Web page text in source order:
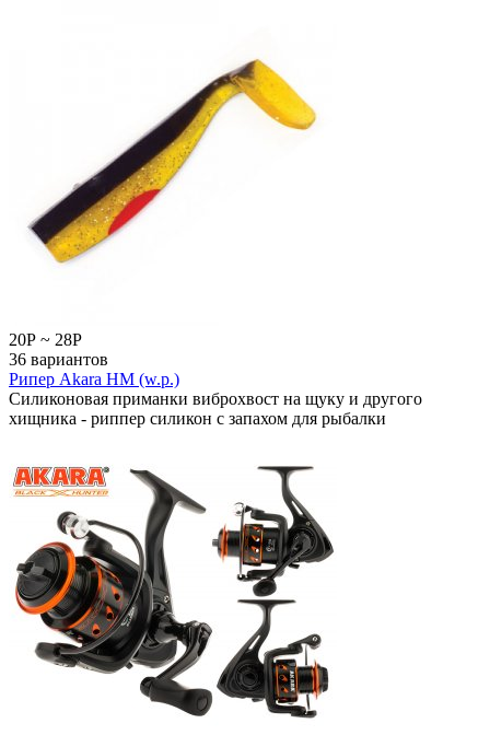
20Р ~ 28Р
36 вариантов
Рипер Akara HM (w.p.)
Силиконовая приманки виброхвост на щуку и другого
хищника - риппер силикон с запахом для рыбалки